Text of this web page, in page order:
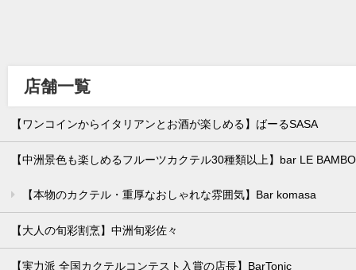
店舗一覧
【ワンコインからイタリアンとお酒が楽しめる】ばーるSASA
【中洲景色も楽しめるフルーツカクテル30種類以上】bar LE
【本物のカクテル・重厚なおしゃれな雰囲気】Bar komasa
【大人の旬彩割烹】中洲旬彩佐々
【実力派 全国カクテルコンテスト入賞の店長】BarTonic